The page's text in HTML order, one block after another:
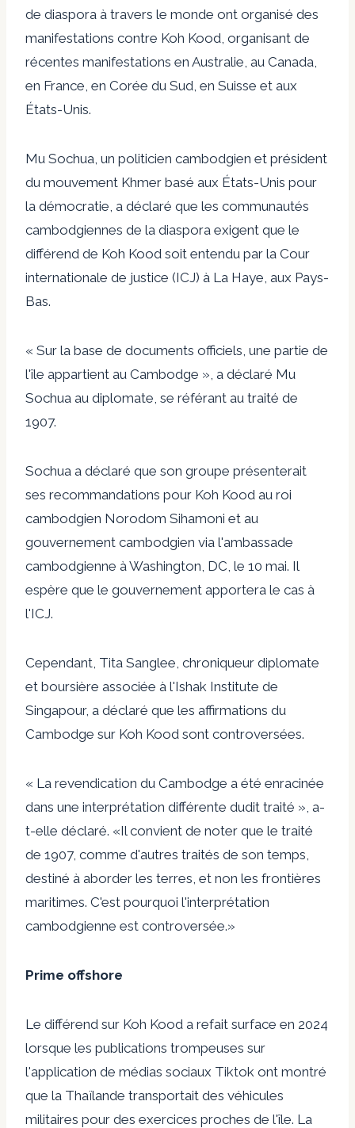
de diaspora à travers le monde ont organisé des
manifestations contre Koh Kood, organisant de
récentes manifestations en Australie, au Canada,
en France, en Corée du Sud, en Suisse et aux
États-Unis.
Mu Sochua, un politicien cambodgien et président
du mouvement Khmer basé aux États-Unis pour
la démocratie, a déclaré que les communautés
cambodgiennes de la diaspora exigent que le
différend de Koh Kood soit entendu par la Cour
internationale de justice (ICJ) à La Haye, aux Pays-
Bas.
« Sur la base de documents officiels, une partie de
l'île appartient au Cambodge », a déclaré Mu
Sochua au diplomate, se référant au traité de
1907.
Sochua a déclaré que son groupe présenterait
ses recommandations pour Koh Kood au roi
cambodgien Norodom Sihamoni et au
gouvernement cambodgien via l'ambassade
cambodgienne à Washington, DC, le 10 mai. Il
espère que le gouvernement apportera le cas à
l'ICJ.
Cependant, Tita Sanglee, chroniqueur diplomate
et boursière associée à l'Ishak Institute de
Singapour, a déclaré que les affirmations du
Cambodge sur Koh Kood sont controversées.
« La revendication du Cambodge a été enracinée
dans une interprétation différente dudit traité », a-
t-elle déclaré. «Il convient de noter que le traité
de 1907, comme d'autres traités de son temps,
destiné à aborder les terres, et non les frontières
maritimes. C'est pourquoi l'interprétation
cambodgienne est controversée.»
Prime offshore
Le différend sur Koh Kood a refait surface en 2024
lorsque les publications trompeuses sur
l'application de médias sociaux Tiktok ont ​​montré
que la Thaïlande transportait des véhicules
militaires pour des exercices proches de l'île. La